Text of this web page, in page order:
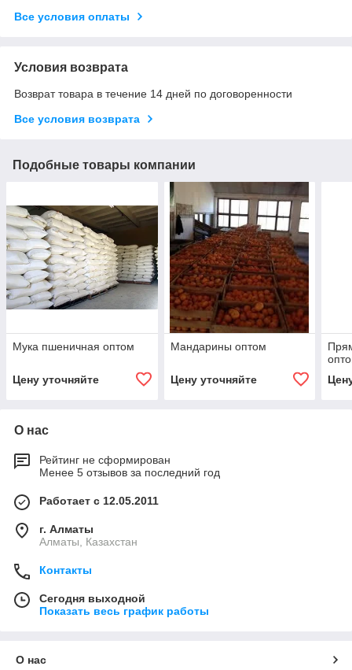
Все условия оплаты
Условия возврата
Возврат товара в течение 14 дней по договоренности
Все условия возврата
Подобные товары компании
Мука пшеничная оптом
Цену уточняйте
Мандарины оптом
Цену уточняйте
О нас
Рейтинг не сформирован
Менее 5 отзывов за последний год
Работает с 12.05.2011
г. Алматы
Алматы, Казахстан
Контакты
Сегодня выходной
Показать весь график работы
О нас